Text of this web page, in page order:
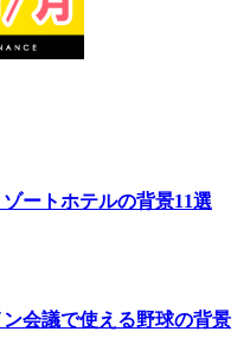
ートホテルの背景11選
会議で使える野球の背景